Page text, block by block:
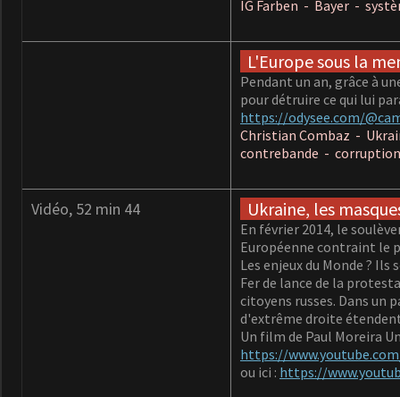
IG Farben - Bayer -
L'Europe sous la
Pendant un an, grâce à
pour détruire ce qui lui
https://odysee.com/
Christian Combaz -
contrebande -
Vidéo, 52 min 44 Ukraine, les
En février 2014, le
Européenne contraint le
Les enjeux du Monde ?
Fer de lance de la
citoyens russes. Dans un
d'extrême droite
Un film de Paul Moreira
https://
ou ici : https://